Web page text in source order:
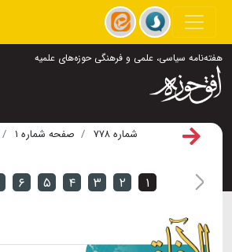
هفته‌نامه سیاسی، علمی و فرهنگی حوزه‌های علمیه
شماره ۷۷۸ صفحه شماره ۱
۱ ۲ ۳ ۴ ۵ ۶